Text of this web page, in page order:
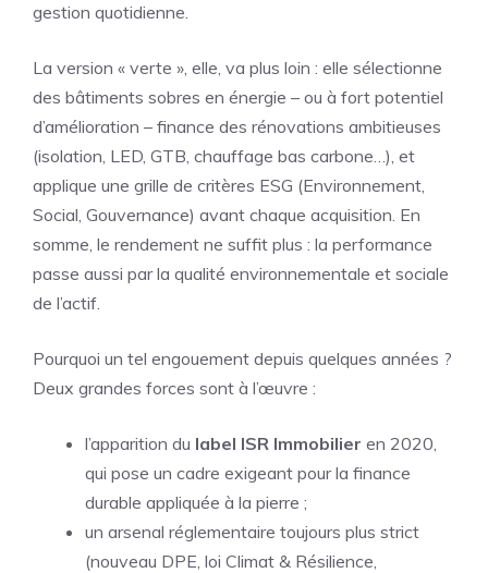
gestion quotidienne.
La version « verte », elle, va plus loin : elle sélectionne
des bâtiments sobres en énergie – ou à fort potentiel
d’amélioration – finance des rénovations ambitieuses
(isolation, LED, GTB, chauffage bas carbone…), et
applique une grille de critères ESG (Environnement,
Social, Gouvernance) avant chaque acquisition. En
somme, le rendement ne suffit plus : la performance
passe aussi par la qualité environnementale et sociale
de l’actif.
Pourquoi un tel engouement depuis quelques années ?
Deux grandes forces sont à l’œuvre :
l’apparition du label ISR Immobilier en 2020,
qui pose un cadre exigeant pour la finance
durable appliquée à la pierre ;
un arsenal réglementaire toujours plus strict
(nouveau DPE, loi Climat & Résilience,